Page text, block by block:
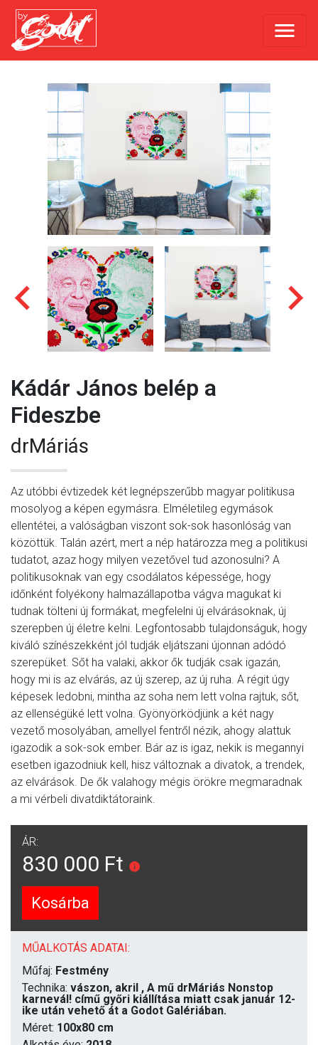
Kádár János belép a
Fideszbe
drMáriás
Az utóbbi évtizedek két legnépszerűbb magyar politikusa
mosolyog a képen egymásra. Elméletileg egymások
ellentétei, a valóságban viszont sok-sok hasonlóság van
közöttük. Talán azért, mert a nép határozza meg a politikusi
tudatot, azaz hogy milyen vezetővel tud azonosulni? A
politikusoknak van egy csodálatos képessége, hogy
időnként folyékony halmazállapotba vágva magukat ki
tudnak tölteni új formákat, megfelelni új elvárásoknak, új
szerepben új életre kelni. Legfontosabb tulajdonságuk, hogy
kiváló színészekként jól tudják eljátszani újonnan adódó
szerepüket. Sőt ha valaki, akkor ők tudják csak igazán,
hogy mi is az elvárás, az új szerep, az új ruha. A régit úgy
képesek ledobni, mintha az soha nem lett volna rajtuk, sőt,
az ellenségüké lett volna. Gyönyörködjünk a két nagy
vezető mosolyában, amellyel fentről nézik, ahogy alattuk
igazodik a sok-sok ember. Bár az is igaz, nekik is megannyi
esetben igazodniuk kell, hisz változnak a divatok, a trendek,
az elvárások. De ők valahogy mégis örökre megmaradnak
a mi vérbeli divatdiktátoraink.
ÁR:
830 000 Ft
Kosárba
MŰALKOTÁS ADATAI:
Műfaj: Festmény
Technika: vászon, akril , A mű drMáriás Nonstop
karnevál! című győri kiállítása miatt csak január 12-
ike után vehető át a Godot Galériában.
Méret: 100x80 cm